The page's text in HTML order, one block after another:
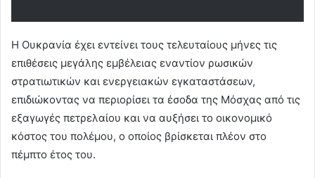
Η Ουκρανία έχει εντείνει τους τελευταίους μήνες τις
επιθέσεις μεγάλης εμβέλειας εναντίον ρωσικών
στρατιωτικών και ενεργειακών εγκαταστάσεων,
επιδιώκοντας να περιορίσει τα έσοδα της Μόσχας από τις
εξαγωγές πετρελαίου και να αυξήσει το οικονομικό
κόστος του πολέμου, ο οποίος βρίσκεται πλέον στο
πέμπτο έτος του.